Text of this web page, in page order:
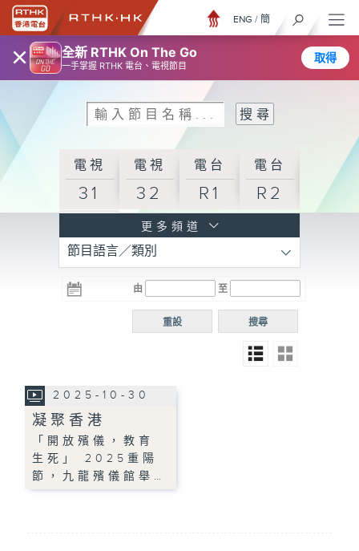
× 全新 RTHK On The Go
一手掌握 RTHK 電台、電視節目
取得
ENG / 簡
電視
31
電視
32
電台
R1
電台
R2
R3
電台 電台
R5
電台
普通
更多頻道
節目語言／類別
由 至
搜尋
重設
2025-10-30
凝聚香港
「開放殯儀，教育
生死」 2025重陽
節，九龍殯儀館舉…